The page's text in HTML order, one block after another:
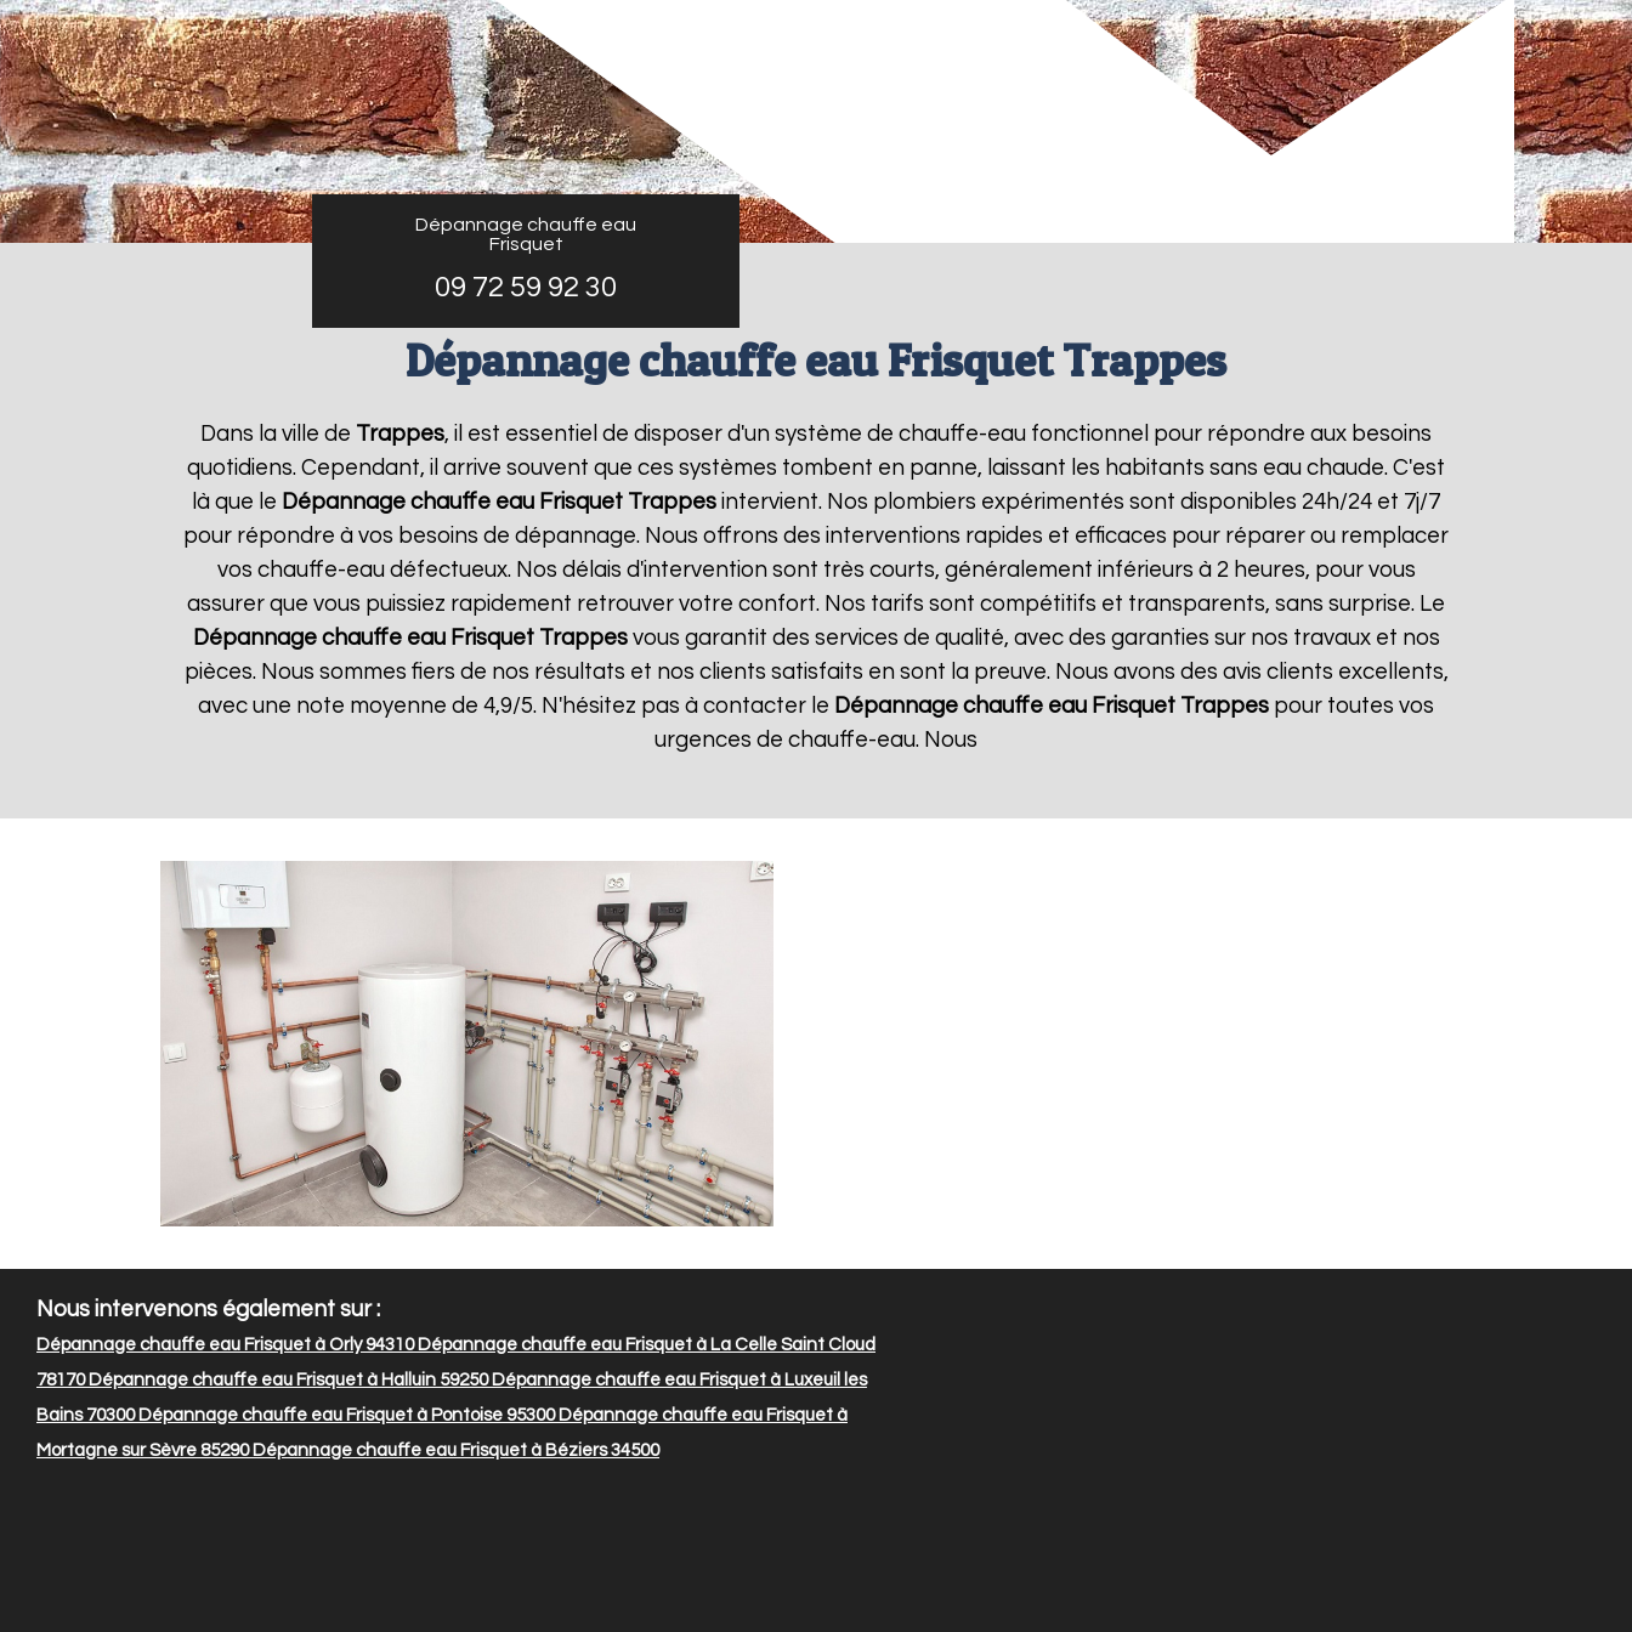
Dépannage chauffe eau
Frisquet
09 72 59 92 30
Dépannage chauffe eau Frisquet Trappes
Dans la ville de Trappes, il est essentiel de disposer d'un système de chauffe-eau fonctionnel pour répondre aux besoins
quotidiens. Cependant, il arrive souvent que ces systèmes tombent en panne, laissant les habitants sans eau chaude. C'est
là que le Dépannage chauffe eau Frisquet Trappes intervient. Nos plombiers expérimentés sont disponibles 24h/24 et 7j/7
pour répondre à vos besoins de dépannage. Nous offrons des interventions rapides et efficaces pour réparer ou remplacer
vos chauffe-eau défectueux. Nos délais d'intervention sont très courts, généralement inférieurs à 2 heures, pour vous
assurer que vous puissiez rapidement retrouver votre confort. Nos tarifs sont compétitifs et transparents, sans surprise. Le
Dépannage chauffe eau Frisquet Trappesvous garantit des services de qualité, avec des garanties sur nos travaux et nos
pièces. Nous sommes fiers de nos résultats et nos clients satisfaits en sont la preuve. Nous avons des avis clients excellents,
avec une note moyenne de 4,9/5. N'hésitez pas à contacter le Dépannage chauffe eau Frisquet Trappes pour toutes vos
urgences de chauffe-eau. Nous
Nous intervenons également sur :
Dépannage chauffe eau Frisquet à Orly 94310Dépannage chauffe eau Frisquet à La Celle Saint Cloud
78170Dépannage chauffe eau Frisquet à Halluin 59250Dépannage chauffe eau Frisquet à Luxeuil les
Bains 70300Dépannage chauffe eau Frisquet à Pontoise 95300Dépannage chauffe eau Frisquet à
Mortagne sur Sèvre 85290Dépannage chauffe eau Frisquet à Béziers 34500